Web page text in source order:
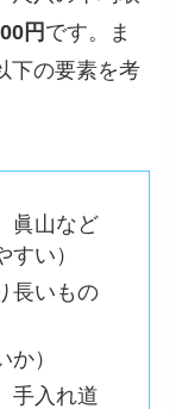
円 です。ま
下の要素を考
眞山など
い）
長いもの
）
手入れ道